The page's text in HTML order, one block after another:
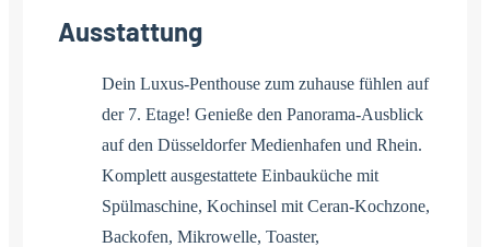
Ausstattung
Dein Luxus-Penthouse zum zuhause fühlen auf
der 7. Etage! Genieße den Panorama-Ausblick
auf den Düsseldorfer Medienhafen und Rhein.
Komplett ausgestattete Einbauküche mit
Spülmaschine, Kochinsel mit Ceran-Kochzone,
Backofen, Mikrowelle, Toaster,